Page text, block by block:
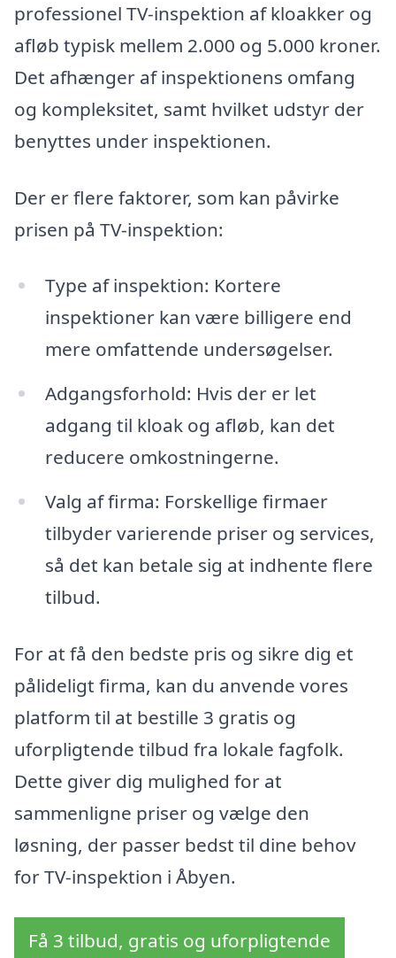
professionel TV-inspektion af kloakker og
afløb typisk mellem 2.000 og 5.000 kroner.
Det afhænger af inspektionens omfang
og kompleksitet, samt hvilket udstyr der
benyttes under inspektionen.
Der er flere faktorer, som kan påvirke
prisen på TV-inspektion:
Type af inspektion: Kortere
inspektioner kan være billigere end
mere omfattende undersøgelser.
Adgangsforhold: Hvis der er let
adgang til kloak og afløb, kan det
reducere omkostningerne.
Valg af firma: Forskellige firmaer
tilbyder varierende priser og services,
så det kan betale sig at indhente flere
tilbud.
For at få den bedste pris og sikre dig et
pålideligt firma, kan du anvende vores
platform til at bestille 3 gratis og
uforpligtende tilbud fra lokale fagfolk.
Dette giver dig mulighed for at
sammenligne priser og vælge den
løsning, der passer bedst til dine behov
for TV-inspektion i Åbyen.
Få 3 tilbud, gratis og uforpligtende